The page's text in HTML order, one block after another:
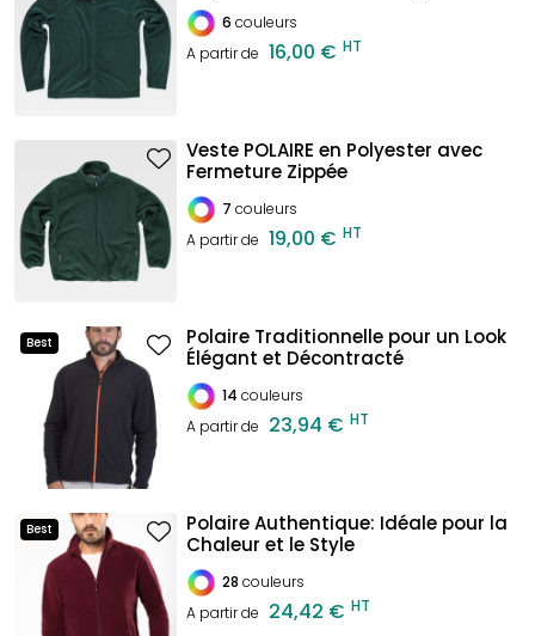
6 couleurs
A partir de 16,00 € HT
Veste POLAIRE en Polyester avec
Fermeture Zippée
7 couleurs
A partir de 19,00 € HT
Best
Polaire Traditionnelle pour un Look
Élégant et Décontracté
14 couleurs
A partir de 23,94 € HT
Best
Polaire Authentique: Idéale pour la
Chaleur et le Style
28 couleurs
A partir de 24,42 € HT